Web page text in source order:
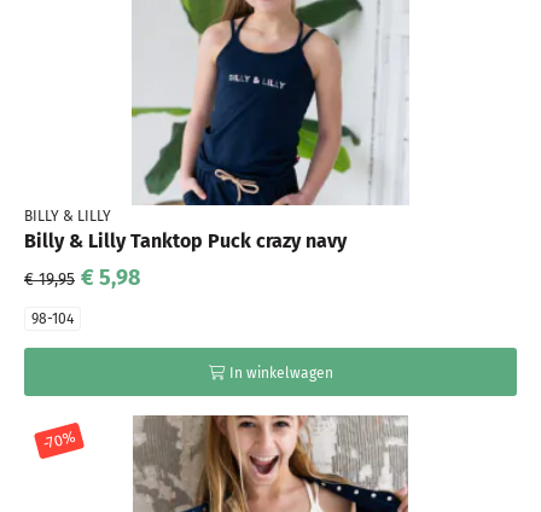
BILLY & LILLY
Billy & Lilly Tanktop Puck crazy navy
€ 19,95 € 5,98
98-104
In winkelwagen
-70%